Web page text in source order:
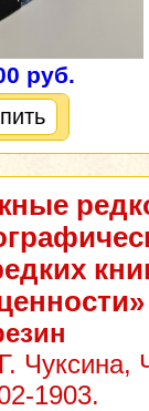
руб.
Чуксина,
1903.